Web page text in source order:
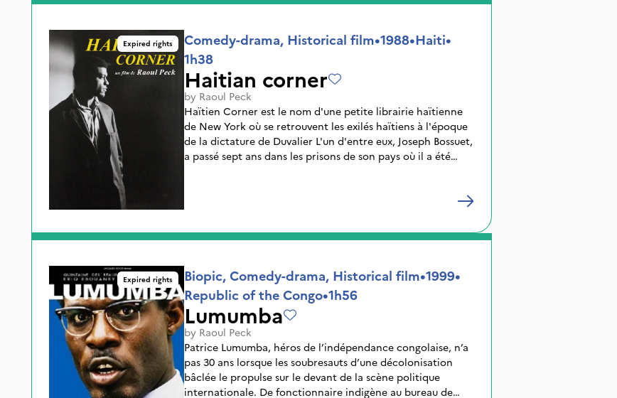
Expired rights Comedy-drama, Historical film•1988•Haiti•
1h38
Haitian corner
by Raoul Peck
Haïtien Corner est le nom d'une petite librairie haïtienne
de New York où se retrouvent les exilés haïtiens à l'époque
de la dictature de Duvalier L'un d'entre eux, Joseph Bossuet,
a passé sept ans dans les prisons de son pays où il a été
vie, déjà perturbée par le souvenir de la torture, devient un
Expired rights Biopic, Comedy-drama, Historical film•1999•
Republic of the Congo•1h56
Lumumba
by Raoul Peck
Patrice Lumumba, héros de l’indépendance congolaise, n’a
pas 30 ans lorsque les soubresauts d’une décolonisation
bâclée le propulse sur le devant de la scène politique
internationale. De fonctionnaire indigène au bureau de